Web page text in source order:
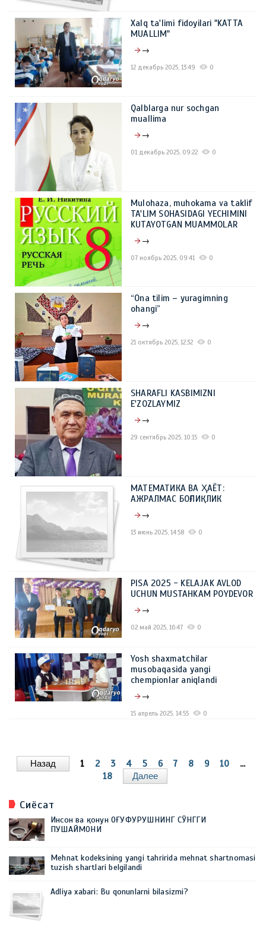
Xalq ta'limi fidoyilari "KATTA
MUALLIM"
→
12 декабрь 2025, 13:49 0
Qalblarga nur sochgan
muallima
→
01 декабрь 2025, 09:22 0
Mulohaza, muhokama va taklif
TA'LIM SOHASIDAGI YECHIMINI
KUTAYOTGAN MUAMMOLAR
→
07 ноябрь 2025, 09:41 0
“Ona tilim – yuragimning
ohangi”
→
21 октябрь 2025, 12:32 0
SHARAFLI KASBIMIZNI
E'ZOZLAYMIZ
→
29 сентябрь 2025, 10:15 0
МАТЕМАТИКА ВА ҲАЁТ:
АЖРАЛМАС БОҒЛИҚЛИК
→
13 июнь 2025, 14:58 0
PISA 2025 - KELAJAK AVLOD
UCHUN MUSTAHKAM POYDEVOR
→
02 май 2025, 16:47 0
Yosh shaxmatchilar
musobaqasida yangi
chempionlar aniqlandi
→
15 апрель 2025, 14:55 0
Назад 1 2 3 4 5 6 7 8 9 10
...
18
Далее
Сиёсат
Инсон ва қонун ОҒУФУРУШНИНГ СЎНГГИ
ПУШАЙМОНИ
Mehnat kodeksining yangi tahririda mehnat shartnomasi
tuzish shartlari belgilandi
Adliya xabari: Bu qonunlarni bilasizmi?